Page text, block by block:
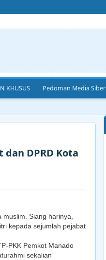
KHUSUS Pedoman Media Siber
DPRD Kota
Siang harinya,
kepada sejumlah pejabat
PKK Pemkot Manado
sekalian